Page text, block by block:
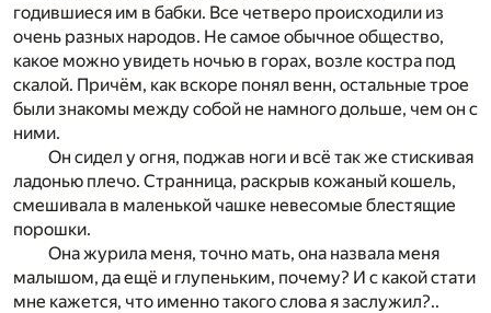
годившиеся им в бабки. Все четверо происходили из
очень разных народов. Не самое обычное общество,
какое можно увидеть ночью в горах, возле костра под
скалой. Причём, как вскоре понял венн, остальные трое
были знакомы между собой не намного дольше, чем он с
ними.
Он сидел у огня, поджав ноги и всё так же стискивая
ладонью плечо. Странница, раскрыв кожаный кошель,
сме­шивала в маленькой чашке невесомые блестящие
по­рошки.
Она журила меня, точно мать, она назвала меня
малышом, да ещё и глупеньким, почему? И с какой стати
мне кажется, что именно такого слова я заслужил?..